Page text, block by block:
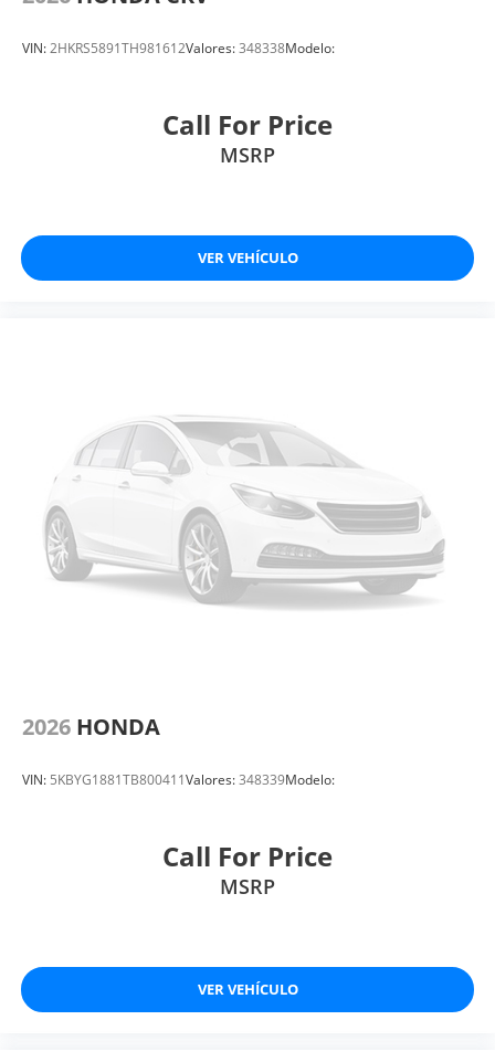
VIN:2HKRS5891TH981612Valores:348338Modelo:
Call For Price
MSRP
VER VEHÍCULO
2026 HONDA
VIN: 5KBYG1881TB800411Valores:348339Modelo:
Call For Price
MSRP
VER VEHÍCULO